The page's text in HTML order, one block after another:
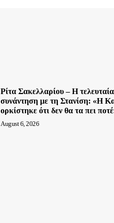
Ρίτα Σακελλαρίου – Η
συνάντηση με τη Στανίση: «Η
ορκίστηκε ότι δεν θα τα πει
August 6, 2026